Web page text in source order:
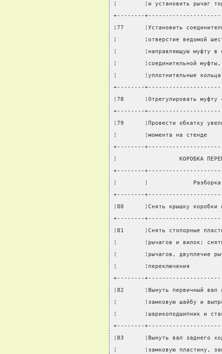
¦        ¦и установить
+--------
¦77      ¦Установить
¦        ¦отверстие ведомой
¦        ¦направляющую
¦        ¦соединительной
¦        ¦уплотнительные
+--------
¦78      ¦Отрегулировать
+--------
¦79      ¦Провести обкатку
¦        ¦момента на
+--------
¦                  КОРОБКА
+--------
¦        ¦
+--------
¦80      ¦Снять крышку
+--------
¦81      ¦Снять стопорные
¦        ¦рычагов и вилок;
¦        ¦рычагов,
¦        ¦переключения
+--------
¦82      ¦Вынуть первичный
¦        ¦замковую шайбу и
¦        ¦шарикоподшипник и
+--------
¦83      ¦Вынуть вал заднего
¦        ¦замковую